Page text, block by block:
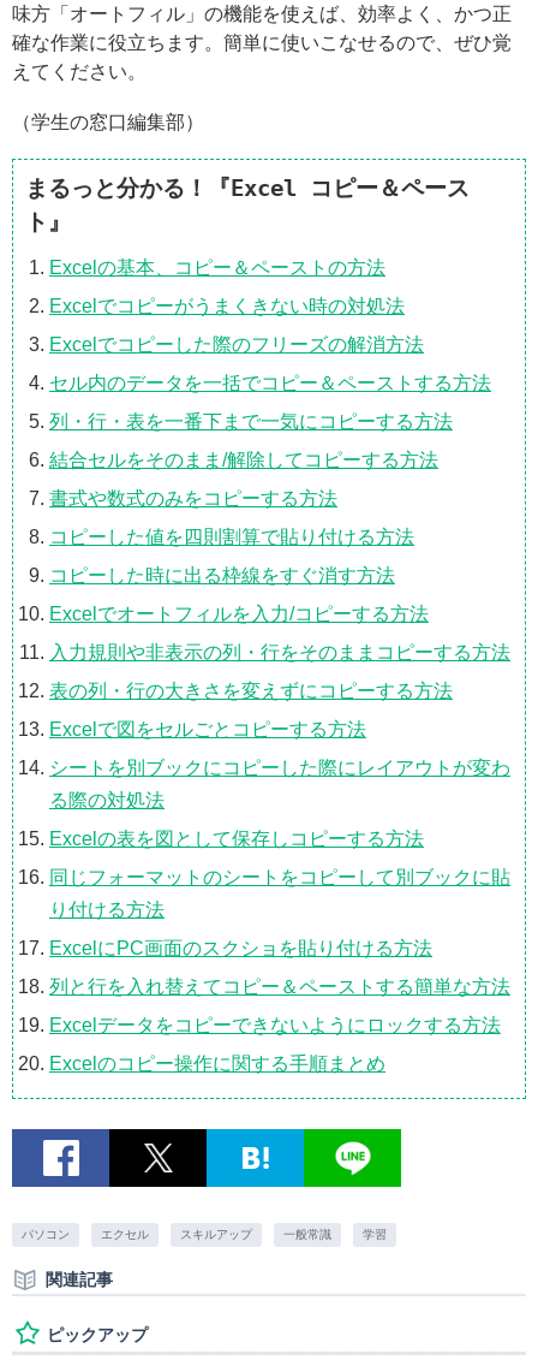
味方「オートフィル」の機能を使えば、効率よく、かつ正
確な作業に役立ちます。簡単に使いこなせるので、ぜひ覚
えてください。
（学生の窓口編集部）
まるっと分かる！『Excel コピー＆ペース
ト』
Excelの基本、コピー＆ペーストの方法
Excelでコピーがうまくきない時の対処法
Excelでコピーした際のフリーズの解消方法
セル内のデータを一括でコピー＆ペーストする方法
列・行・表を一番下まで一気にコピーする方法
結合セルをそのまま/解除してコピーする方法
書式や数式のみをコピーする方法
コピーした値を四則割算で貼り付ける方法
コピーした時に出る枠線をすぐ消す方法
Excelでオートフィルを入力/コピーする方法
入力規則や非表示の列・行をそのままコピーする方法
表の列・行の大きさを変えずにコピーする方法
Excelで図をセルごとコピーする方法
シートを別ブックにコピーした際にレイアウトが変わ
る際の対処法
Excelの表を図として保存しコピーする方法
同じフォーマットのシートをコピーして別ブックに貼
り付ける方法
ExcelにPC画面のスクショを貼り付ける方法
列と行を入れ替えてコピー＆ペーストする簡単な方法
Excelデータをコピーできないようにロックする方法
Excelのコピー操作に関する手順まとめ
パソコン エクセル スキルアップ 一般常識 学習
関連記事
ピックアップ